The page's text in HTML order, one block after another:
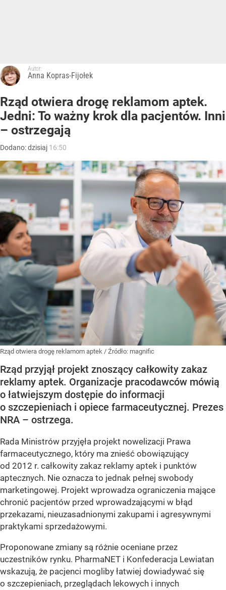
Autor:
Anna Kopras-Fijołek
Rząd otwiera drogę reklamom aptek.
Jedni: To ważny krok dla pacjentów. Inni
– ostrzegają
Dodano:dzisiaj 16:50
Rząd otwiera drogę reklamom aptek / Źródło: magnific
Rząd przyjął projekt znoszący całkowity zakaz
reklamy aptek. Organizacje pracodawców mówią
o łatwiejszym dostępie do informacji
o szczepieniach i opiece farmaceutycznej. Prezes
NRA – ostrzega.
Rada Ministrów przyjęła projekt nowelizacji Prawa
farmaceutycznego, który ma znieść obowiązujący
od 2012 r. całkowity zakaz reklamy aptek i punktów
aptecznych. Nie oznacza to jednak pełnej swobody
marketingowej. Projekt wprowadza ograniczenia mające
chronić pacjentów przed wprowadzającymi w błąd
przekazami, nieuzasadnionymi zakupami i agresywnymi
praktykami sprzedażowymi.
Proponowane zmiany są różnie oceniane przez
uczestników rynku. PharmaNET i Konfederacja Lewiatan
wskazują, że pacjenci mogliby łatwiej dowiadywać się
o szczepieniach, przeglądach lekowych i innych